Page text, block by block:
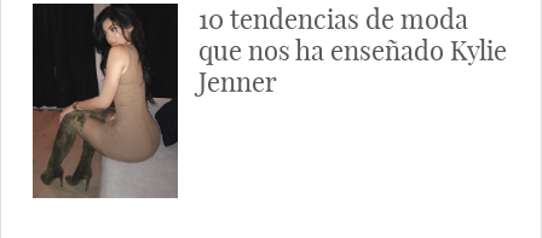
10 tendencias de moda
que nos ha enseñado Kylie
Jenner